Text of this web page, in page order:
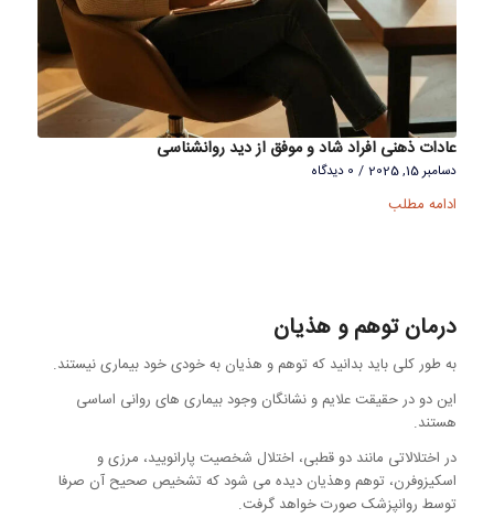
عادات ذهنی افراد شاد و موفق از دید روانشناسی
دسامبر 15, 2025 / 0 دیدگاه
ادامه مطلب
درمان توهم و هذیان
به طور کلی باید بدانید که توهم و هذیان به خودی خود بیماری نیستند.
این دو در حقیقت علایم و نشانگان وجود بیماری های روانی اساسی
هستند.
در اختلالاتی مانند دو قطبی، اختلال شخصیت پارانویید، مرزی و
اسکیزوفرن، توهم وهذیان دیده می شود که تشخیص صحیح آن صرفا
توسط روانپزشک صورت خواهد گرفت.